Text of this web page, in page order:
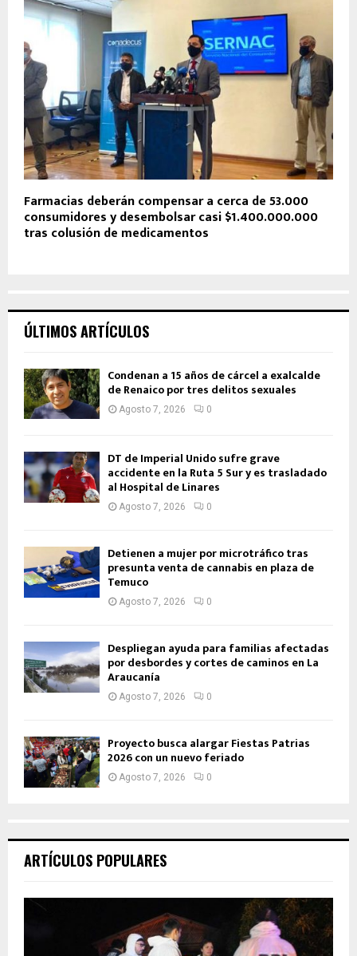
Farmacias deberán compensar a cerca de 53.000
consumidores y desembolsar casi $1.400.000.000
tras colusión de medicamentos
ÚLTIMOS ARTÍCULOS
Condenan a 15 años de cárcel a exalcalde
de Renaico por tres delitos sexuales
Agosto 7, 2026 0
DT de Imperial Unido sufre grave
accidente en la Ruta 5 Sur y es trasladado
al Hospital de Linares
Agosto 7, 2026 0
Detienen a mujer por microtráfico tras
presunta venta de cannabis en plaza de
Temuco
Agosto 7, 2026 0
Despliegan ayuda para familias afectadas
por desbordes y cortes de caminos en La
Araucanía
Agosto 7, 2026 0
Proyecto busca alargar Fiestas Patrias
2026 con un nuevo feriado
Agosto 7, 2026 0
ARTÍCULOS POPULARES